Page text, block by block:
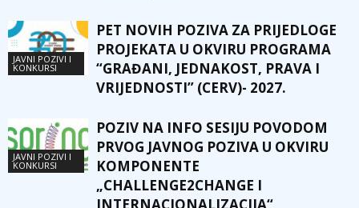
JAVNI POZIVI I
KONKURSI
PET NOVIH POZIVA ZA PRIJEDLOGE
PROJEKATA U OKVIRU PROGRAMA
“GRAĐANI, JEDNAKOST, PRAVA I
VRIJEDNOSTI” (CERV)- 2027.
JAVNI POZIVI I
KONKURSI
POZIV NA INFO SESIJU POVODOM
PRVOG JAVNOG POZIVA U OKVIRU
KOMPONENTE
„CHALLENGE2CHANGE I
INTERNACIONALIZACIJA“